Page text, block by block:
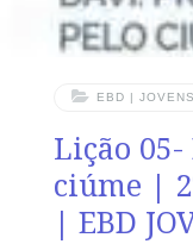
EBD | JOVENS
Lição
ciúme |
| EBD